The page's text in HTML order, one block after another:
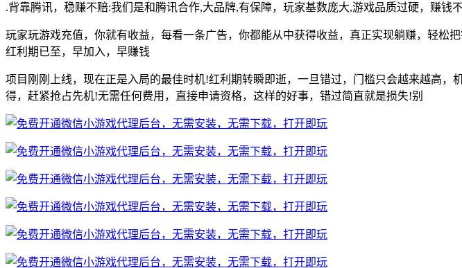
.背靠腾讯，稳赚不赔:我们是和腾讯合作,大品牌,有保障，玩家基数庞大,游戏品质过硬，赚钱
玩家玩游戏充值，你就有收益，每看一条广告，你都能从中获得收益，真正实现躺赚，轻松
红利期已至，早加入，早赚钱
项目刚刚上线，现在正是入局的最佳时机!红利期转瞬即逝，一旦错过，门槛只会越来越高
得，赶紧抢占先机!无需任何费用，直接申请资格，这样的好事，错过简直就是损失!别